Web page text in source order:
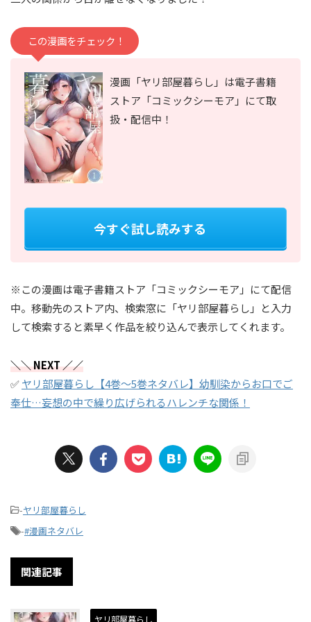
この漫画をチェック！
漫画「ヤリ部屋暮らし」は電子書籍
ストア「コミックシーモア」にて取
扱・配信中！
今すぐ試し読みする
※この漫画は電子書籍ストア「コミックシーモア」にて配信
中。移動先のストア内、検索窓に「ヤリ部屋暮らし」と入力
して検索すると素早く作品を絞り込んで表示してくれます。
＼＼ NEXT ／／
✅ヤリ部屋暮らし【4巻～5巻ネタバレ】幼馴染からお口でご
奉仕…妄想の中で繰り広げられるハレンチな関係！
-ヤリ部屋暮らし
-#漫画ネタバレ
関連記事
ヤリ部屋暮らし